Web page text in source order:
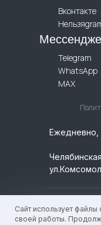
Вконтакте
Telegram
WhatsApp
MAX
Ежедневно,
© 2026
Сайт использует
своей работы.